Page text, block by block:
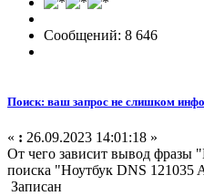
Сообщений: 8 646
Поиск: ваш запрос не слишком
« : 26.09.2023 14:01:18 »
От чего зависит вывод фразы
поиска "Ноутбук DNS 121035
Записан